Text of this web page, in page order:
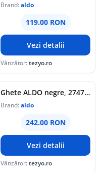
Brand:aldo
119.00 RON
Vezi detalii
Vânzător:tezyo.ro
Ghete ALDO negre, 2747, din piele naturala
Brand:aldo
242.00 RON
Vezi detalii
Vânzător:tezyo.ro